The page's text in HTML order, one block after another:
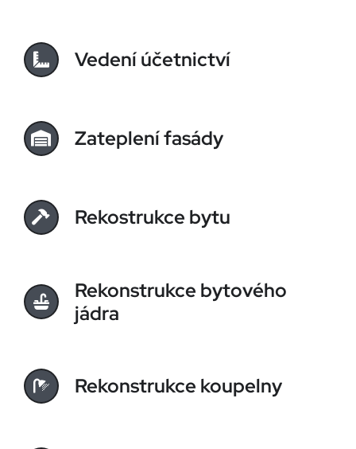
Vedení účetnictví
Zateplení fasády
Rekostrukce bytu
Rekonstrukce bytového
jádra
Rekonstrukce koupelny